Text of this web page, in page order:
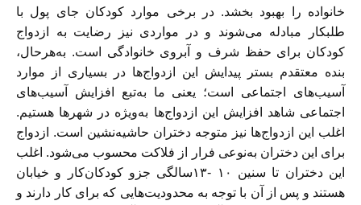
خانواده را بهبود بخشد. در برخی موارد کودکان جای پول با
طلبکار مبادله می‌شوند و در مواردی نیز رضایت به ازدواج
کودکان برای حفظ شرف و آبروی خانوادگی است. به‌هرحال،
بنده معتقدم بستر پیدایش این ازدواج‌ها در بسیاری از موارد
آسیب‌های اجتماعی است؛ یعنی ما به‌تبع افزایش آسیب‌های
اجتماعی شاهد افزایش این ازدواج‌ها به‌ویژه در شهرها هستیم.
اغلب این ازدواج‌ها نیز متوجه دختران حاشیه‌نشین است. ازدواج
برای این دختران به‌نوعی فرار از فلاکت محسوب می‌شود. اغلب
این دختران تا سنین ۱۰ -۱۳سالگی جزو کودکان‌کار و خیابان
هستند و پس از آن با توجه به محدودیت‌هایی که برای کار دارند و